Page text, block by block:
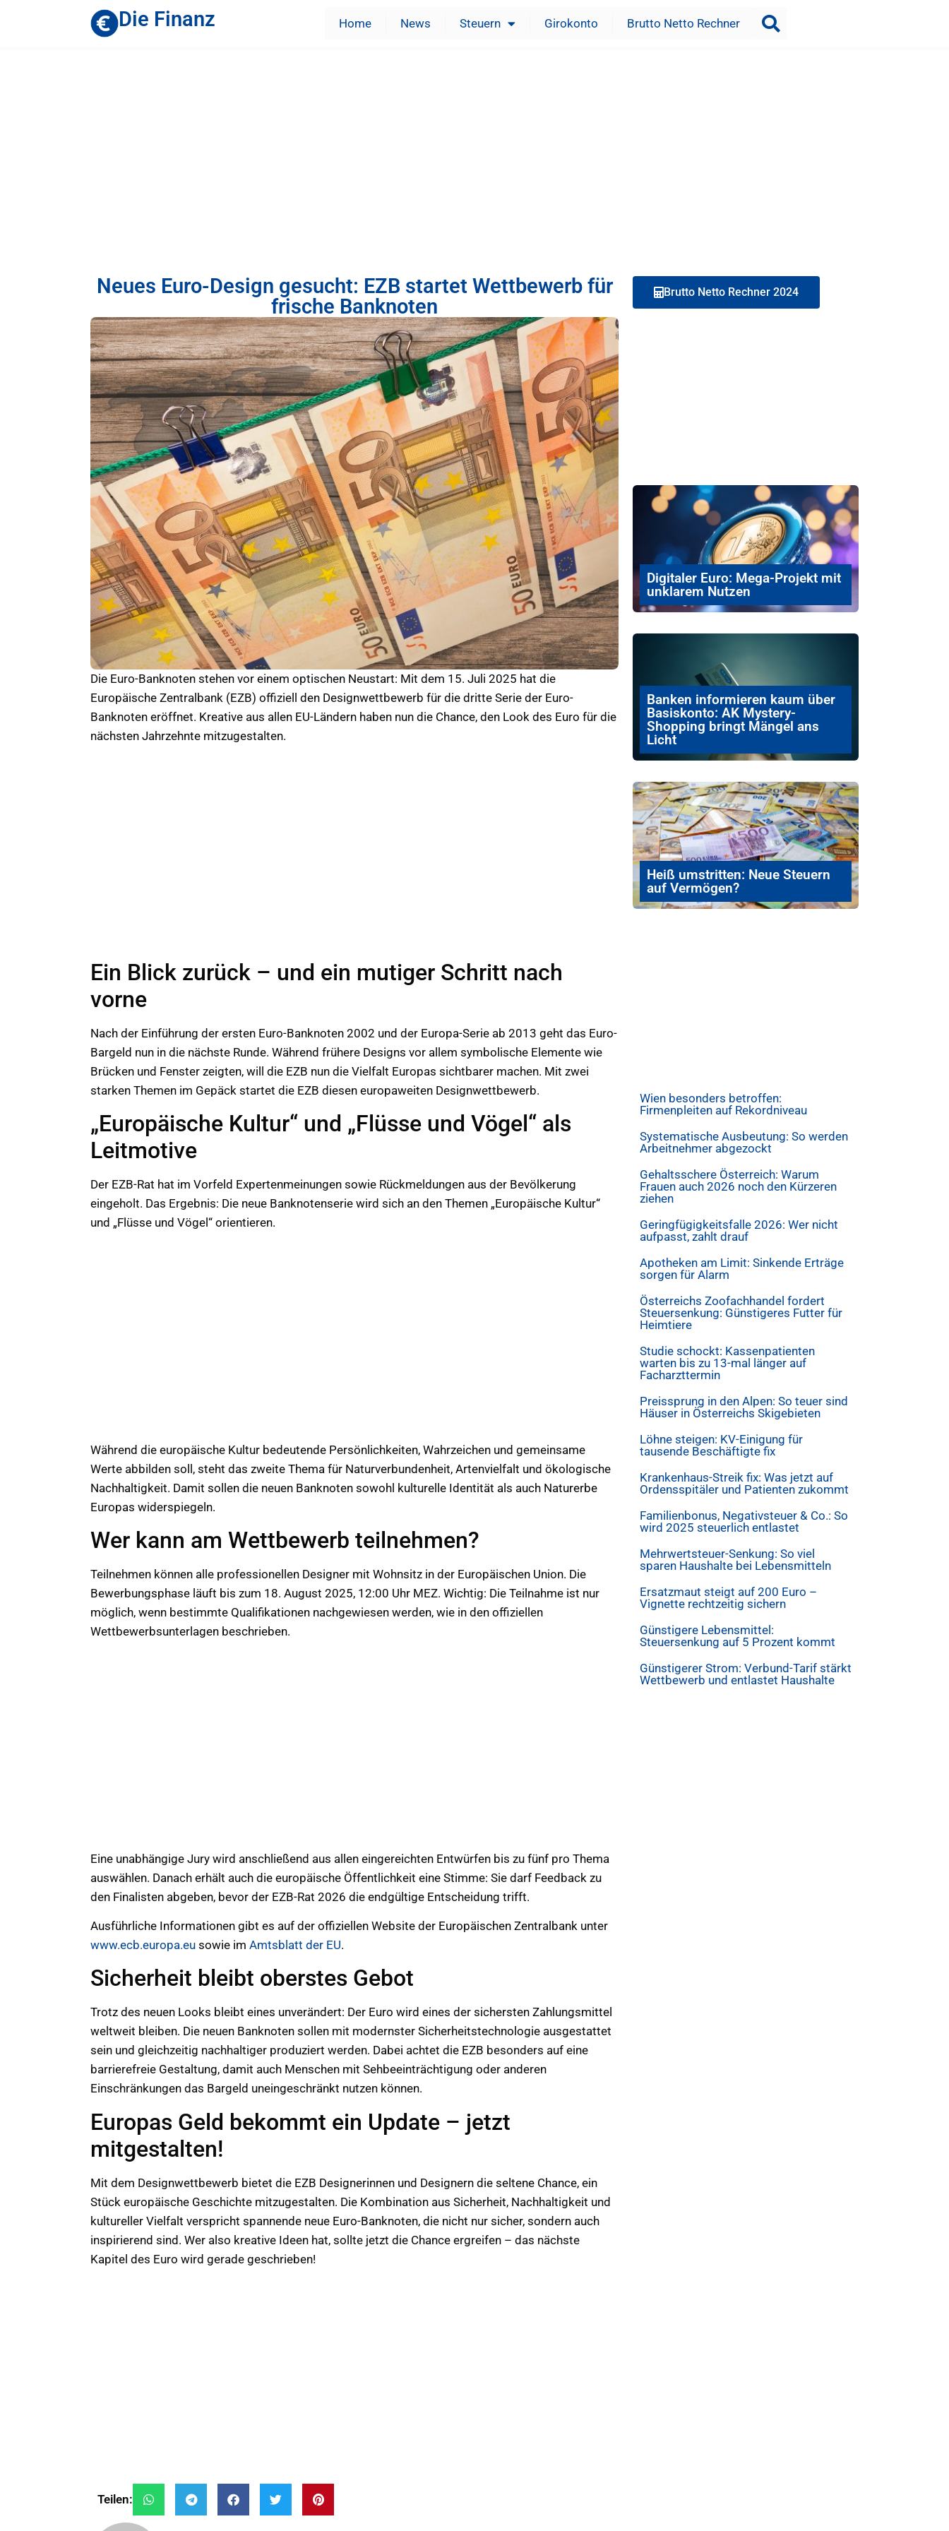
Die Finanz Home News Steuern Girokonto Brutto Netto Rechner
Neues Euro-Design gesucht: EZB startet Wettbewerb für
frische Banknoten
Die Euro-Banknoten stehen vor einem optischen Neustart: Mit dem 15. Juli 2025 hat die
Europäische Zentralbank (EZB) offiziell den Designwettbewerb für die dritte Serie der Euro-
Banknoten eröffnet. Kreative aus allen EU-Ländern haben nun die Chance, den Look des Euro für die
nächsten Jahrzehnte mitzugestalten.
Ein Blick zurück – und ein mutiger Schritt nach
vorne
Nach der Einführung der ersten Euro-Banknoten 2002 und der Europa-Serie ab 2013 geht das Euro-
Bargeld nun in die nächste Runde. Während frühere Designs vor allem symbolische Elemente wie
Brücken und Fenster zeigten, will die EZB nun die Vielfalt Europas sichtbarer machen. Mit zwei
starken Themen im Gepäck startet die EZB diesen europaweiten Designwettbewerb.
„Europäische Kultur“ und „Flüsse und Vögel“ als
Leitmotive
Der EZB-Rat hat im Vorfeld Expertenmeinungen sowie Rückmeldungen aus der Bevölkerung
eingeholt. Das Ergebnis: Die neue Banknotenserie wird sich an den Themen „Europäische Kultur“
und „Flüsse und Vögel“ orientieren.
Während die europäische Kultur bedeutende Persönlichkeiten, Wahrzeichen und gemeinsame
Werte abbilden soll, steht das zweite Thema für Naturverbundenheit, Artenvielfalt und ökologische
Nachhaltigkeit. Damit sollen die neuen Banknoten sowohl kulturelle Identität als auch Naturerbe
Europas widerspiegeln.
Wer kann am Wettbewerb teilnehmen?
Teilnehmen können alle professionellen Designer mit Wohnsitz in der Europäischen Union. Die
Bewerbungsphase läuft bis zum 18. August 2025, 12:00 Uhr MEZ. Wichtig: Die Teilnahme ist nur
möglich, wenn bestimmte Qualifikationen nachgewiesen werden, wie in den offiziellen
Wettbewerbsunterlagen beschrieben.
Eine unabhängige Jury wird anschließend aus allen eingereichten Entwürfen bis zu fünf pro Thema
auswählen. Danach erhält auch die europäische Öffentlichkeit eine Stimme: Sie darf Feedback zu
den Finalisten abgeben, bevor der EZB-Rat 2026 die endgültige Entscheidung trifft.
Ausführliche Informationen gibt es auf der offiziellen Website der Europäischen Zentralbank unter
www.ecb.europa.eu sowie im Amtsblatt der EU.
Sicherheit bleibt oberstes Gebot
Trotz des neuen Looks bleibt eines unverändert: Der Euro wird eines der sichersten Zahlungsmittel
weltweit bleiben. Die neuen Banknoten sollen mit modernster Sicherheitstechnologie ausgestattet
sein und gleichzeitig nachhaltiger produziert werden. Dabei achtet die EZB besonders auf eine
barrierefreie Gestaltung, damit auch Menschen mit Sehbeeinträchtigung oder anderen
Einschränkungen das Bargeld uneingeschränkt nutzen können.
Europas Geld bekommt ein Update – jetzt
mitgestalten!
Mit dem Designwettbewerb bietet die EZB Designerinnen und Designern die seltene Chance, ein
Stück europäische Geschichte mitzugestalten. Die Kombination aus Sicherheit, Nachhaltigkeit und
kultureller Vielfalt verspricht spannende neue Euro-Banknoten, die nicht nur sicher, sondern auch
inspirierend sind. Wer also kreative Ideen hat, sollte jetzt die Chance ergreifen – das nächste
Kapitel des Euro wird gerade geschrieben!
Teilen:
Brutto Netto Rechner 2024
Digitaler Euro: Mega-Projekt mit
unklarem Nutzen
Banken informieren kaum über
Basiskonto: AK Mystery-
Shopping bringt Mängel ans
Licht
Heiß umstritten: Neue Steuern
auf Vermögen?
Wien besonders betroffen:
Firmenpleiten auf Rekordniveau
Systematische Ausbeutung: So werden
Arbeitnehmer abgezockt
Gehaltsschere Österreich: Warum
Frauen auch 2026 noch den Kürzeren
ziehen
Geringfügigkeitsfalle 2026: Wer nicht
aufpasst, zahlt drauf
Apotheken am Limit: Sinkende Erträge
sorgen für Alarm
Österreichs Zoofachhandel fordert
Steuersenkung: Günstigeres Futter für
Heimtiere
Studie schockt: Kassenpatienten
warten bis zu 13-mal länger auf
Facharzttermin
Preissprung in den Alpen: So teuer sind
Häuser in Österreichs Skigebieten
Löhne steigen: KV-Einigung für
tausende Beschäftigte fix
Krankenhaus-Streik fix: Was jetzt auf
Ordensspitäler und Patienten zukommt
Familienbonus, Negativsteuer & Co.: So
wird 2025 steuerlich entlastet
Mehrwertsteuer-Senkung: So viel
sparen Haushalte bei Lebensmitteln
Ersatzmaut steigt auf 200 Euro –
Vignette rechtzeitig sichern
Günstigere Lebensmittel:
Steuersenkung auf 5 Prozent kommt
Günstigerer Strom: Verbund-Tarif stärkt
Wettbewerb und entlastet Haushalte